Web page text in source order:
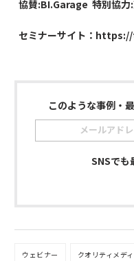
協賛:BI.Garage 特別協力
セミナーサイト： https://
このような事例・
SNSでも
ウェビナー クオリティメデ